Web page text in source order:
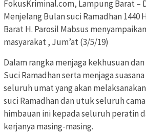
FokusKriminal.com, Lampung Barat –
Menjelang Bulan suci Ramadhan 1440
Barat H. Parosil Mabsus
masyarakat , Jum’at (3/5/19)
Dalam rangka menjaga kekhusuan
Suci Ramadhan serta menjaga
seluruh umat yang akan
suci Ramadhan dan utuk seluruh
himbauan ini kepada seluruh peratin
kerjanya masing-masing.